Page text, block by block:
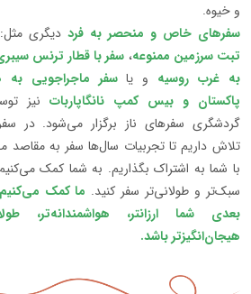
و خیوه.
سفرهای خاص و منحصر به فرددیگری
تبت سرزمین ممنوعه، سفر با قطار ترنس
به غرب روسیه و یاسفر ماجراجویی به
پاکستان و بیس کمپ نانگاپاربات نیز
گردشگری سفرهای ناز برگزار می‌شود. در
تلاش داریم تا تجربیات سال‌ها سفر به مقاصد
با شما به اشتراک بگذاریم. به شما کمک می‌کنیم
سبک‌تر و طولانی‌تر سفر کنید. ما کمک
هیجان‌انگیزتر باشد.